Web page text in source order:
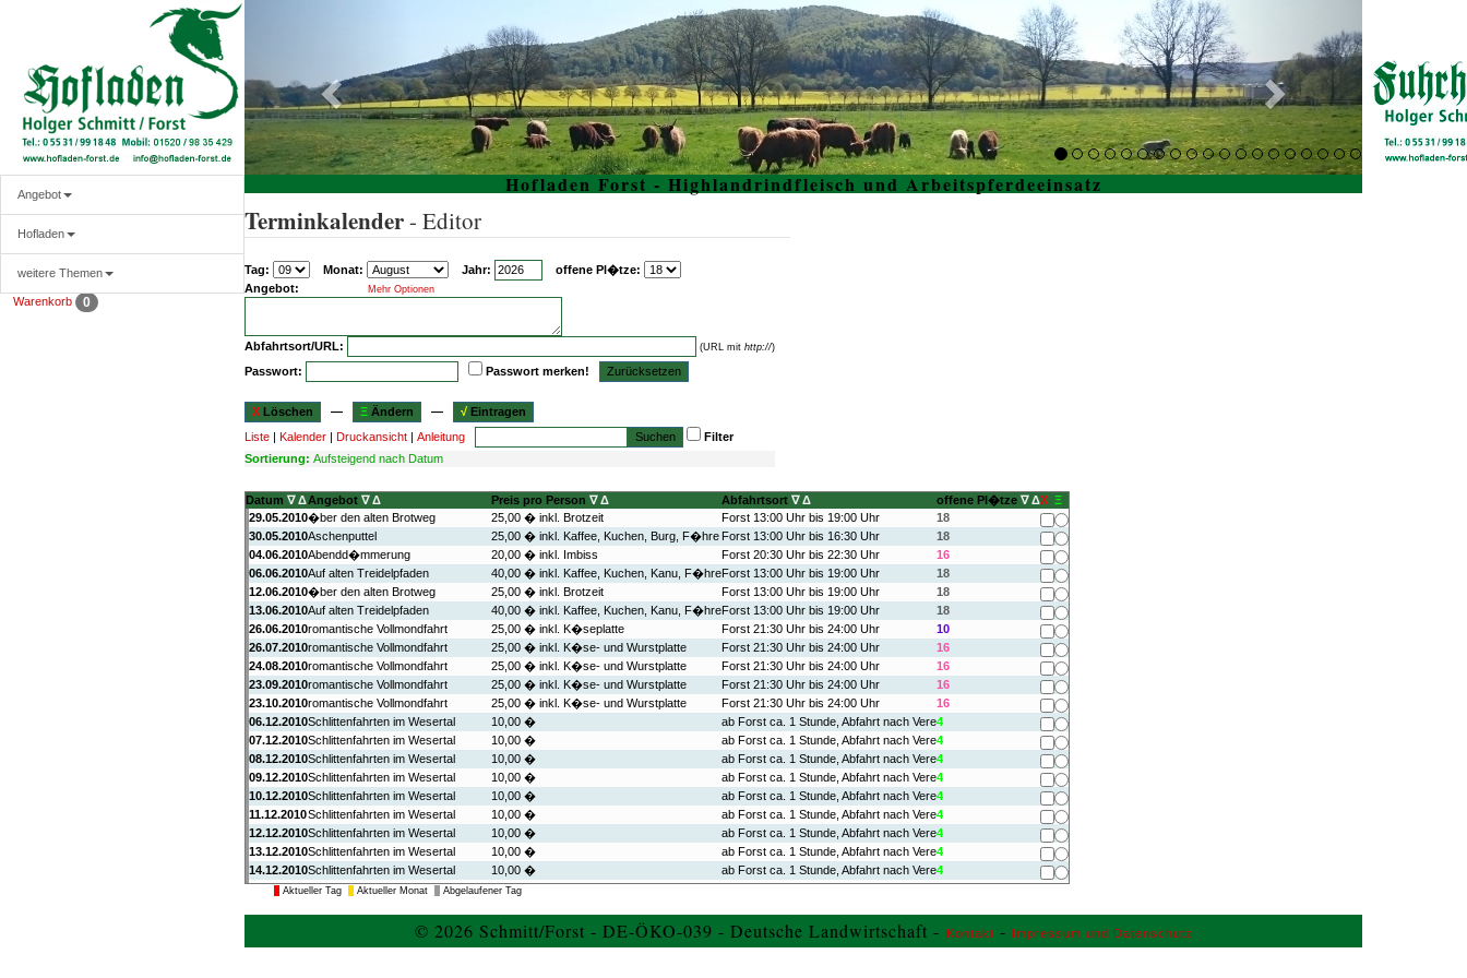
Angebot
Hofladen
weitere Themen
Warenkorb 0
Hofladen Forst - Highlandrindfleisch und Arbeitspferdeeinsatz
Terminkalender- Editor
Tag: Monat: Jahr:
offene Pl�tze:
Angebot:
Mehr Optionen
Abfahrtsort/URL: (URL mit http://)
Passwort: Passwort merken!
X Löschen — Ξ Ändern — √ Eintragen
Liste | Kalender | Druckansicht | Anleitung
Filter
Sortierung: Aufsteigend nach Datum
Datum ∇ ΔAngebot ∇ Δ Preis pro Person ∇ Δ Abfahrtsort ∇ Δ offene Pl�tze ∇ ΔX Ξ
29.05.2010�ber den alten Brotweg 25,00 � inkl. Brotzeit Forst 13:00 Uhr bis 19:00 Uhr
18
30.05.2010Aschenputtel 25,00 � inkl. Kaffee, Kuchen, Burg, F�hre Forst 13:00 Uhr bis 16:30 Uhr
18
04.06.2010Abendd�mmerung 20,00 � inkl. Imbiss Forst 20:30 Uhr bis 22:30 Uhr
16
06.06.2010Auf alten Treidelpfaden 40,00 � inkl. Kaffee, Kuchen, Kanu, F�hreForst 13:00 Uhr bis 19:00 Uhr
18
12.06.2010�ber den alten Brotweg 25,00 � inkl. Brotzeit Forst 13:00 Uhr bis 19:00 Uhr
18
13.06.2010Auf alten Treidelpfaden 40,00 � inkl. Kaffee, Kuchen, Kanu, F�hreForst 13:00 Uhr bis 19:00 Uhr
18
26.06.2010romantische Vollmondfahrt 25,00 � inkl. K�seplatte Forst 21:30 Uhr bis 24:00 Uhr
10
26.07.2010romantische Vollmondfahrt 25,00 � inkl. K�se- und Wurstplatte Forst 21:30 Uhr bis 24:00 Uhr
16
24.08.2010romantische Vollmondfahrt 25,00 � inkl. K�se- und Wurstplatte Forst 21:30 Uhr bis 24:00 Uhr
16
23.09.2010romantische Vollmondfahrt 25,00 � inkl. K�se- und Wurstplatte Forst 21:30 Uhr bis 24:00 Uhr
16
23.10.2010romantische Vollmondfahrt 25,00 � inkl. K�se- und Wurstplatte Forst 21:30 Uhr bis 24:00 Uhr
16
06.12.2010Schlittenfahrten im Wesertal 10,00 � ab Forst ca. 1 Stunde, Abfahrt nach Vere4
07.12.2010Schlittenfahrten im Wesertal 10,00 � ab Forst ca. 1 Stunde, Abfahrt nach Vere4
08.12.2010Schlittenfahrten im Wesertal 10,00 � ab Forst ca. 1 Stunde, Abfahrt nach Vere4
09.12.2010Schlittenfahrten im Wesertal 10,00 � ab Forst ca. 1 Stunde, Abfahrt nach Vere4
10.12.2010Schlittenfahrten im Wesertal 10,00 � ab Forst ca. 1 Stunde, Abfahrt nach Vere4
11.12.2010Schlittenfahrten im Wesertal 10,00 � ab Forst ca. 1 Stunde, Abfahrt nach Vere4
12.12.2010Schlittenfahrten im Wesertal 10,00 � ab Forst ca. 1 Stunde, Abfahrt nach Vere4
13.12.2010Schlittenfahrten im Wesertal 10,00 � ab Forst ca. 1 Stunde, Abfahrt nach Vere4
14.12.2010Schlittenfahrten im Wesertal 10,00 � ab Forst ca. 1 Stunde, Abfahrt nach Vere4
15.12.2010Schlittenfahrten im Wesertal 10,00 � ab Forst ca. 1 Stunde, Abfahrt nach Vere4
romantische Vollmondfahrt 25,00 � inkl. K�se- und Wurstplatte Forst 20:00 Uhr bis 22:30 Uhr
Aktueller Tag Aktueller Monat Abgelaufener Tag
© 2026 Schmitt/Forst - DE-ÖKO-039 - Deutsche Landwirtschaft - Kontakt - Impressum und Datenschutz